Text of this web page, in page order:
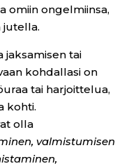
omiin ongelmiinsa,
jutella.
jaksamisen tai
kohdallasi on
tai harjoittelua,
kohti.
olla
valmistumisen